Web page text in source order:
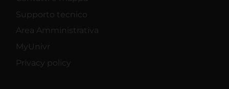
Supporto tecnico
Area Amministrativa
MyUnivr
Privacy policy